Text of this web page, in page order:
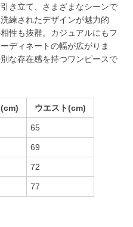
き立て、さまざまなシーンで
練されたデザインが魅力的
性も抜群。カジュアルにもフ
ディネートの幅が広がりま
な存在感を持つワンピースで
ウエスト(cm)
65
69
72
77